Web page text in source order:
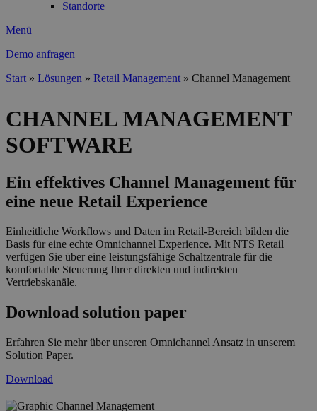
Standorte
Menü
Demo anfragen
Start » Lösungen » Retail Management » Channel Management
CHANNEL MANAGEMENT
SOFTWARE
Ein effektives Channel Management für
eine neue Retail Experience
Einheitliche Workflows und Daten im Retail-Bereich bilden die
Basis für eine echte Omnichannel Experience. Mit NTS Retail
verfügen Sie über eine leistungsfähige Schaltzentrale für die
komfortable Steuerung Ihrer direkten und indirekten
Vertriebskanäle.
Download solution paper
Erfahren Sie mehr über unseren Omnichannel Ansatz in unserem
Solution Paper.
Download